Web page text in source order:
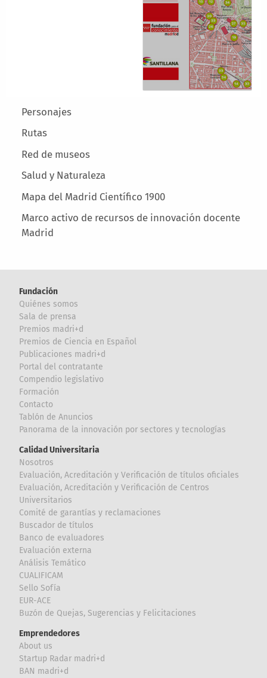
Main menu
Personajes
Rutas
Red de museos
Salud y Naturaleza
Mapa del Madrid Científico 1900
Marco activo de recursos de innovación docente
Madrid
Fundación
Quiénes somos
Sala de prensa
Premios madri+d
Premios de Ciencia en Español
Publicaciones madri+d
Portal del contratante
Compendio legislativo
Formación
Contacto
Tablón de Anuncios
Panorama de la innovación por sectores y tecnologías
Calidad Universitaria
Nosotros
Evaluación, Acreditación y Verificación de títulos oficiales
Evaluación, Acreditación y Verificación de Centros
Universitarios
Comité de garantías y reclamaciones
Buscador de títulos
Banco de evaluadores
Evaluación externa
Análisis Temático
CUALIFICAM
Sello Sofía
EUR-ACE
Buzón de Quejas, Sugerencias y Felicitaciones
Emprendedores
About us
Startup Radar madri+d
BAN madri+d